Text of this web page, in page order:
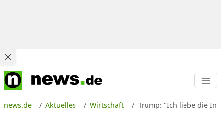
news.de Aktuelles Wirtschaft Trump: "Ich liebe die